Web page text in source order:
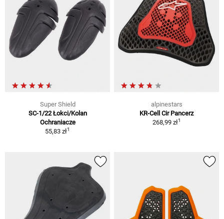
Super Shield
SC-1/22 Łokci/Kolan
Ochraniacze
55,83 zł1
alpinestars
KR-Cell Cir Pancerz
268,99 zł1